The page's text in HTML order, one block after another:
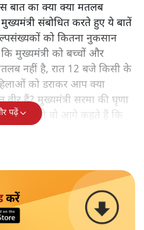
बात का क्या क्या मतलब
संबोधित करते हुए ये बातें
को कितना नुकसान
मुख्यमंत्री को बच्चों और
नहीं है, रात 12 बजे किसी के
को डराकर आप क्या
हैं? मुख्यमंत्री सरमा की घृणा
नहीं रुकती वो आगे कहते हैं कि
पढ़ें
करें